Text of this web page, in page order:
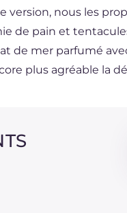
BR
NL
version, nous les
de pain et
de mer parfumé
plus agréable la